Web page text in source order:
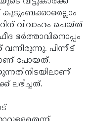
കുടുംബക്കാരെല്ലാം
വിവാഹം ചെയ്ത്
ഭര്‍ത്താവിനൊപ്പം
വന്നിരുന്നു. പിന്നീട്
പോയത്.
ലഭിച്ചത്.